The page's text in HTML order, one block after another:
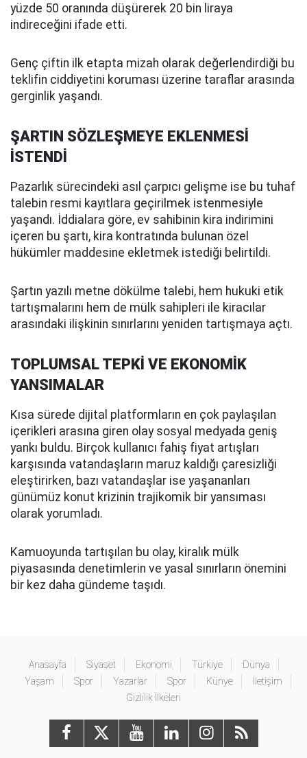
yüzde 50 oranında düşürerek 20 bin liraya
indireceğini ifade etti.
Genç çiftin ilk etapta mizah olarak değerlendirdiği bu
teklifin ciddiyetini koruması üzerine taraflar arasında
gerginlik yaşandı.
ŞARTIN SÖZLEŞMEYE EKLENMESİ
İSTENDİ
Pazarlık sürecindeki asıl çarpıcı gelişme ise bu tuhaf
talebin resmi kayıtlara geçirilmek istenmesiyle
yaşandı. İddialara göre, ev sahibinin kira indirimini
içeren bu şartı, kira kontratında bulunan özel
hükümler maddesine ekletmek istediği belirtildi.
Şartın yazılı metne dökülme talebi, hem hukuki etik
tartışmalarını hem de mülk sahipleri ile kiracılar
arasındaki ilişkinin sınırlarını yeniden tartışmaya açtı.
TOPLUMSAL TEPKİ VE EKONOMİK
YANSIMALAR
Kısa sürede dijital platformların en çok paylaşılan
içerikleri arasına giren olay sosyal medyada geniş
yankı buldu. Birçok kullanıcı fahiş fiyat artışları
karşısında vatandaşların maruz kaldığı çaresizliği
eleştirirken, bazı vatandaşlar ise yaşananları
günümüz konut krizinin trajikomik bir yansıması
olarak yorumladı.
Kamuoyunda tartışılan bu olay, kiralık mülk
piyasasında denetimlerin ve yasal sınırların önemini
bir kez daha gündeme taşıdı.
Anasayfa Siyaset Ekonomi Türkiye
Dünya
Yaşam
Spor Yazarlar Spor Künye
İletişim
Gizlilik İlkeleri